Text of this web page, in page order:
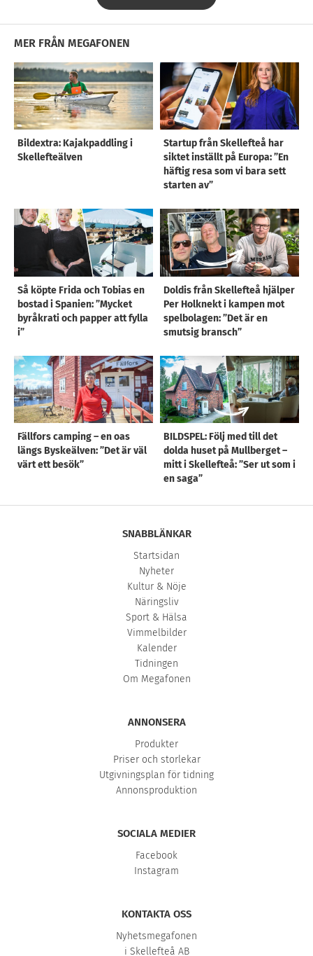
MER FRÅN MEGAFONEN
Bildextra: Kajakpaddling i
Skellefteälven
Startup från Skellefteå har
siktet inställt på Europa: ”En
häftig resa som vi bara sett
starten av”
Så köpte Frida och Tobias en
bostad i Spanien: ”Mycket
byråkrati och papper att fylla
i”
Doldis från Skellefteå hjälper
Per Holknekt i kampen mot
spelbolagen: ”Det är en
smutsig bransch”
Fällfors camping – en oas
längs Byskeälven: ”Det är väl
värt ett besök”
BILDSPEL: Följ med till det
dolda huset på Mullberget –
mitt i Skellefteå: ”Ser ut som i
en saga”
SNABBLÄNKAR
Startsidan
Nyheter
Kultur & Nöje
Näringsliv
Sport & Hälsa
Vimmelbilder
Kalender
Tidningen
Om Megafonen
ANNONSERA
Produkter
Priser och storlekar
Utgivningsplan för tidning
Annonsproduktion
SOCIALA MEDIER
Facebook
Instagram
KONTAKTA OSS
Nyhetsmegafonen
i Skellefteå AB